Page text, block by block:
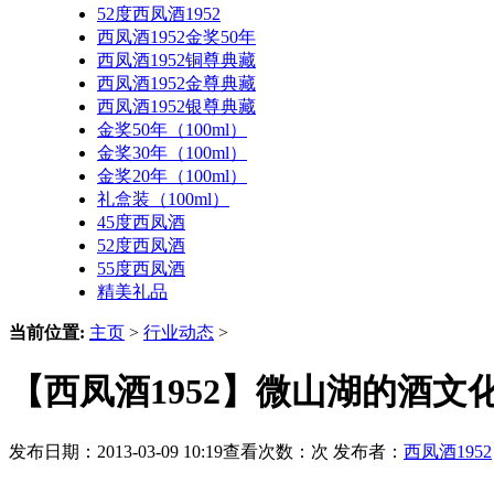
52度西凤酒1952
西凤酒1952金奖50年
西凤酒1952铜尊典藏
西凤酒1952金尊典藏
西凤酒1952银尊典藏
金奖50年（100ml）
金奖30年（100ml）
金奖20年（100ml）
礼盒装（100ml）
45度西凤酒
52度西凤酒
55度西凤酒
精美礼品
当前位置: 主页 > 行业动态 >
【西凤酒1952】微山湖的酒文
发布日期：2013-03-09 10:19查看次数： 次 发布者： 西凤酒1952